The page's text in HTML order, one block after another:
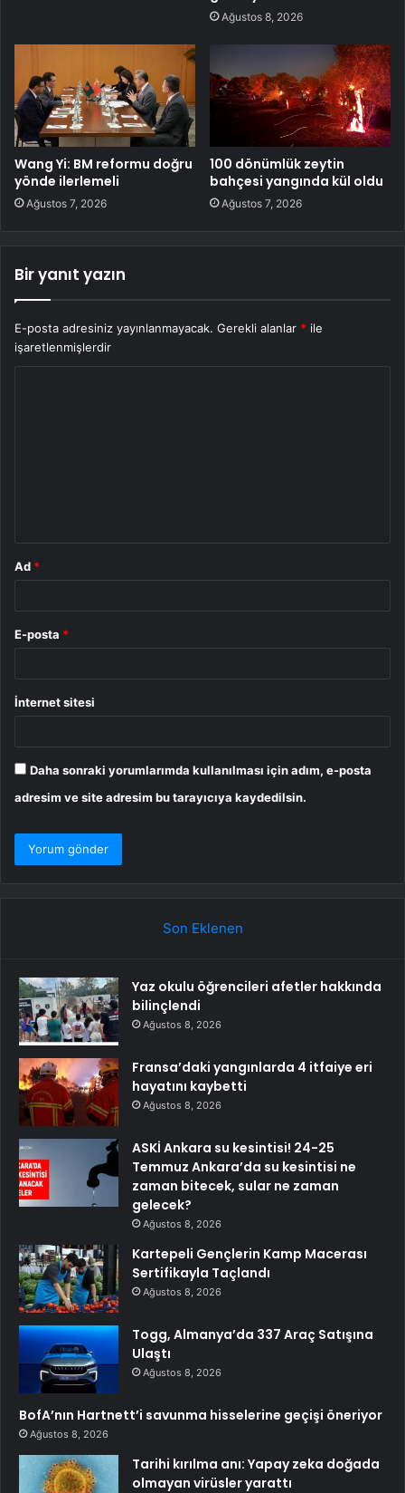
Ağustos 8, 2026
Wang Yi: BM reformu doğru
yönde ilerlemeli
Ağustos 7, 2026
100 dönümlük zeytin
bahçesi yangında kül oldu
Ağustos 7, 2026
Bir yanıt yazın
E-posta adresiniz yayınlanmayacak. Gerekli alanlar * ile
işaretlenmişlerdir
Ad *
E-posta *
İnternet sitesi
Daha sonraki yorumlarımda kullanılması için adım, e-posta
adresim ve site adresim bu tarayıcıya kaydedilsin.
Son Eklenen
Yaz okulu öğrencileri afetler hakkında
bilinçlendi
Ağustos 8, 2026
Fransa’daki yangınlarda 4 itfaiye eri
hayatını kaybetti
Ağustos 8, 2026
ASKİ Ankara su kesintisi! 24-25
Temmuz Ankara’da su kesintisi ne
zaman bitecek, sular ne zaman
gelecek?
Ağustos 8, 2026
Kartepeli Gençlerin Kamp Macerası
Sertifikayla Taçlandı
Ağustos 8, 2026
Togg, Almanya’da 337 Araç Satışına
Ulaştı
Ağustos 8, 2026
BofA’nın Hartnett’i savunma hisselerine geçişi öneriyor
Ağustos 8, 2026
Tarihi kırılma anı: Yapay zeka doğada
olmayan virüsler yarattı